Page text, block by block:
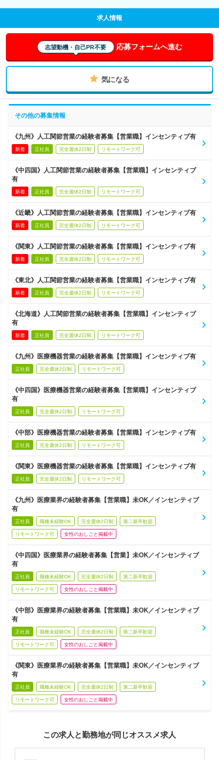
求人情報
志望動機・自己PR不要 応募フォームへ進む
気になる
その他の募集情報
《九州》人工関節営業の経験者募集【営業職】インセンティブ有
新着 正社員 完全週休2日制 リモートワーク可
《中四国》人工関節営業の経験者募集【営業職】インセンティブ
有
新着 正社員 完全週休2日制 リモートワーク可
《近畿》人工関節営業の経験者募集【営業職】インセンティブ有
新着 正社員 完全週休2日制 リモートワーク可
《関東》人工関節営業の経験者募集【営業職】インセンティブ有
新着 正社員 完全週休2日制 リモートワーク可
《東北》人工関節営業の経験者募集【営業職】インセンティブ有
新着 正社員 完全週休2日制 リモートワーク可
《北海道》人工関節営業の経験者募集【営業職】インセンティブ
有
新着 正社員 完全週休2日制 リモートワーク可
《九州》医療機器営業の経験者募集【営業職】インセンティブ有
正社員 完全週休2日制 リモートワーク可
《中四国》医療機器営業の経験者募集【営業職】インセンティブ
有
正社員 完全週休2日制 リモートワーク可
《中部》医療機器営業の経験者募集【営業職】インセンティブ有
正社員 完全週休2日制 リモートワーク可
《関東》医療機器営業の経験者募集【営業職】インセンティブ有
正社員 完全週休2日制 リモートワーク可
《九州》医療業界の経験者募集【営業職】未OK／インセンティブ
有
正社員 職種未経験OK 完全週休2日制 第二新卒歓迎
リモートワーク可 女性のおしごと掲載中
《中四国》医療業界の経験者募集【営業】未OK／インセンティブ
有
正社員 職種未経験OK 完全週休2日制 第二新卒歓迎
リモートワーク可 女性のおしごと掲載中
《中部》医療業界の経験者募集【営業職】未OK／インセンティブ
有
正社員 職種未経験OK 完全週休2日制 第二新卒歓迎
リモートワーク可 女性のおしごと掲載中
《関東》医療業界の経験者募集【営業職】未OK／インセンティブ
有
正社員 職種未経験OK 完全週休2日制 第二新卒歓迎
リモートワーク可 女性のおしごと掲載中
この求人と勤務地が同じオススメ求人